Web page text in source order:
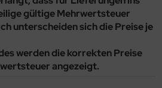
gültige Mehrwertsteuer
unterscheiden sich die Preise je
werden die korrekten Preise
angezeigt.